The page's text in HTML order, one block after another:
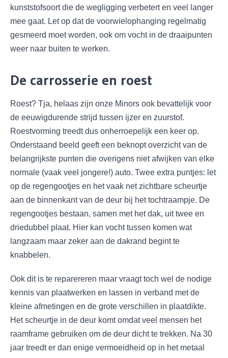
kunststofsoort die de wegligging verbetert en veel langer
mee gaat. Let op dat de voorwielophanging regelmatig
gesmeerd moet worden, ook om vocht in de draaipunten
weer naar buiten te werken.
De carrosserie en roest
Roest? Tja, helaas zijn onze Minors ook bevattelijk voor
de eeuwigdurende strijd tussen ijzer en zuurstof.
Roestvorming treedt dus onherroepelijk een keer op.
Onderstaand beeld geeft een beknopt overzicht van de
belangrijkste punten die overigens niet afwijken van elke
normale (vaak veel jongere!) auto. Twee extra puntjes: let
op de regengootjes en het vaak net zichtbare scheurtje
aan de binnenkant van de deur bij het tochtraampje. De
regengootjes bestaan, samen met het dak, uit twee en
driedubbel plaat. Hier kan vocht tussen komen wat
langzaam maar zeker aan de dakrand begint te
knabbelen.
Ook dit is te reparereren maar vraagt toch wel de nodige
kennis van plaatwerken en lassen in verband met de
kleine afmetingen en de grote verschillen in plaatdikte.
Het scheurtje in de deur komt omdat veel mensen het
raamframe gebruiken om de deur dicht te trekken. Na 30
jaar treedt er dan enige vermoeidheid op in het metaal